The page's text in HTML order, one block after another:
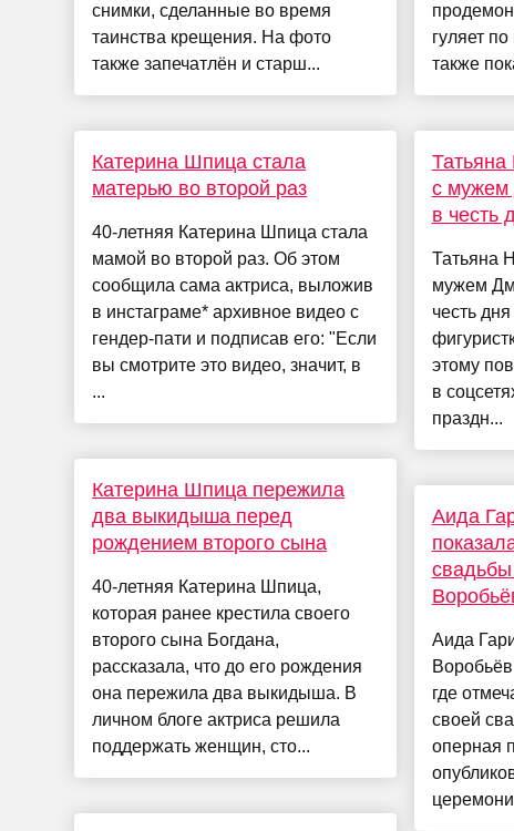
снимки, сделанные во время
таинства крещения. На фото
также запечатлён и старш...
Катерина Шпица стала
матерью во второй раз
40-летняя Катерина Шпица стала
мамой во второй раз. Об этом
сообщила сама актриса, выложив
в инстаграме* архивное видео с
гендер-пати и подписав его: "Если
вы смотрите это видео, значит, в
...
Катерина Шпица пережила
два выкидыша перед
рождением второго сына
40-летняя Катерина Шпица,
которая ранее крестила своего
второго сына Богдана,
рассказала, что до его рождения
она пережила два выкидыша. В
личном блоге актриса решила
поддержать женщин, сто...
гуляет
также
с мужем
в честь
Татьяна
мужем
честь
этому
в
праздн...
Аида
Аида
где
своей
оперная